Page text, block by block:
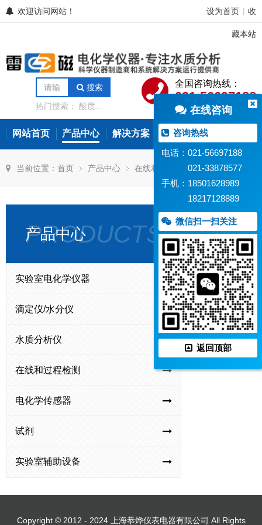
欢迎访问网站！ 设为首页 收
藏本站
搜索
热门搜索：酸度计
分析仪
微量水分分
析仪
氨氮测定仪
全国咨询热线：
021-56697188
网站首页 产品中心 解决方案 常见问题
当前位置： 首页 产品中心 在线和过程检测 在线电导率仪
产品中心
PRODUCTS
实验室电化学仪器
滴定仪/水分仪
水质分析仪
在线和过程检测
电化学传感器
试剂
实验室辅助设备
DDG-
35
型
工
业
电
导
率
仪
Copyright © 2012 - 2024 上海恭烨仪表电器有限公司 All Rights
在线咨询
咨询热线
电话：021-56697188
021-33878577
手机：18501628989
18217128889
微信扫一扫关注
返回顶部